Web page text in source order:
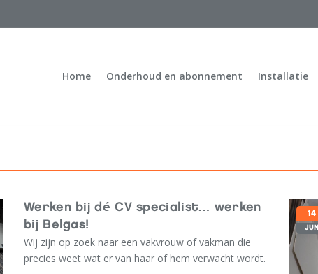
Home Onderhoud en abonnement Installatie
Werken bij dé CV specialist… werken
bij Belgas!
Wij zijn op zoek naar een vakvrouw of vakman die
precies weet wat er van haar of hem verwacht wordt.
14
JUN